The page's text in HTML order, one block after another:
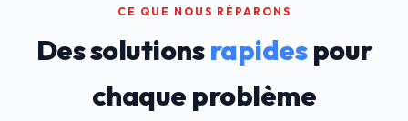
CE QUE NOUS RÉPARONS
Des solutionsrapidespour
chaque problème